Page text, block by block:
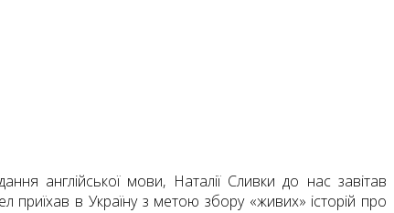
англійської мови, Наталії Сливки до нас завітав
приїхав в Україну з метою збору «живих» історій про